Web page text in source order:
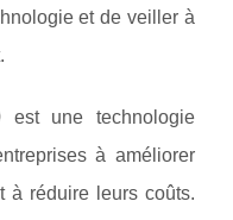
et de veiller à
est une technologie
à améliorer
à réduire leurs coûts.